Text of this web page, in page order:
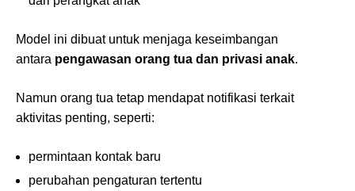
Model ini dibuat untuk menjaga keseimbangan
antara pengawasan orang tua dan privasi anak.
Namun orang tua tetap mendapat notifikasi terkait
aktivitas penting, seperti:
permintaan kontak baru
perubahan pengaturan tertentu